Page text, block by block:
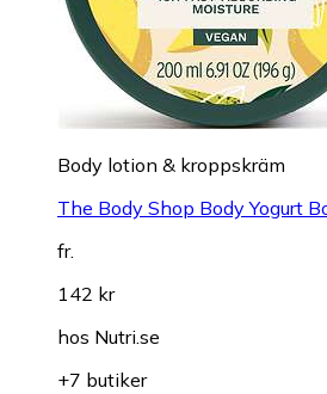
Body lotion & kroppskräm
The Body Shop Body Yogurt
fr.
142 kr
hos Nutri.se
+7 butiker